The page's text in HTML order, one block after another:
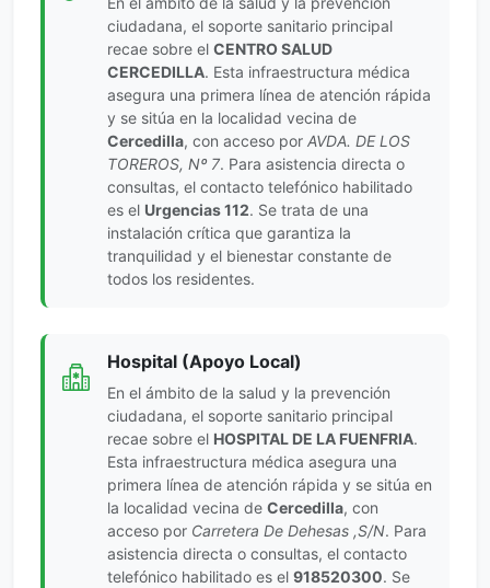
ciudadana, el soporte sanitario principal
recae sobre el CENTRO SALUD
CERCEDILLA. Esta infraestructura médica
asegura una primera línea de atención rápida
y se sitúa en la localidad vecina de
Cercedilla, con acceso por AVDA. DE LOS
TOREROS, Nº 7. Para asistencia directa o
consultas, el contacto telefónico habilitado
es el Urgencias 112. Se trata de una
instalación crítica que garantiza la
tranquilidad y el bienestar constante de
todos los residentes.
Hospital (Apoyo Local)
En el ámbito de la salud y la prevención
ciudadana, el soporte sanitario principal
recae sobre el HOSPITAL DE LA FUENFRIA.
Esta infraestructura médica asegura una
primera línea de atención rápida y se sitúa en
la localidad vecina de Cercedilla, con
acceso por Carretera De Dehesas ,S/N. Para
asistencia directa o consultas, el contacto
telefónico habilitado es el 918520300. Se